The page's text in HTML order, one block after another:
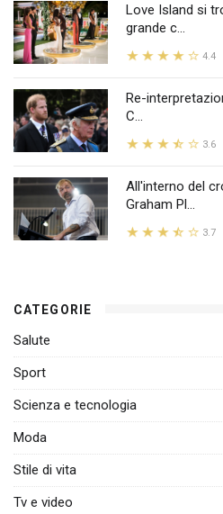
Love Island si
grande c...
4.4
Re-
C...
3.6
All'interno del
Graham Pl...
3.7
CATEGORIE
Salute
Sport
Scienza e tecnologia
Moda
Stile di vita
Tv e video